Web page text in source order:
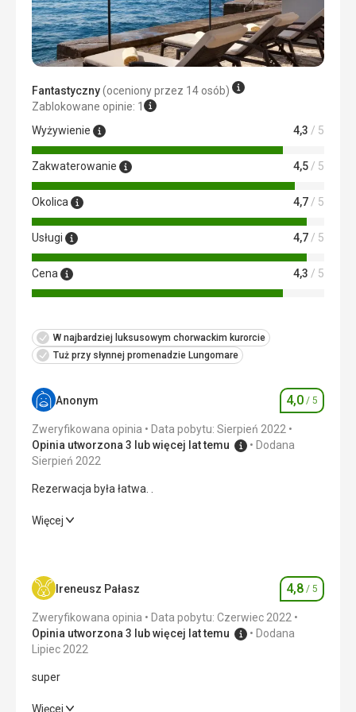
Super
Ta recenzja została automatycznie przetłumaczona za
pomocą Google Translate
Fantastyczny(oceniony przez 14 osób)
Zablokowane opinie: 1
Wyżywienie
4,3 / 5
Zakwaterowanie 4,5 / 5
Okolica 4,7 / 5
Usługi 4,7 / 5
Cena 4,3 / 5
W najbardziej luksusowym chorwackim kurorcie
Tuż przy słynnej promenadzie Lungomare
Anonym Ocena
4,0 / 5
Zweryfikowana opinia
Data pobytu: Sierpień 2022
Opinia utworzona 3 lub więcej lat temu
Dodana
Sierpień 2022
Rezerwacja była łatwa. .
Rezerwacja była łatwa. .
Zakwaterowanie 4,0/ 5
Okolica 4,0
Usługi
Cena
Więcej
Ireneusz Pałasz Ocena
4,8 / 5
Zweryfikowana opinia
Data pobytu: Czerwiec 2022
Opinia utworzona 3 lub więcej lat temu
Dodana
Lipiec 2022
super
super
Więcej